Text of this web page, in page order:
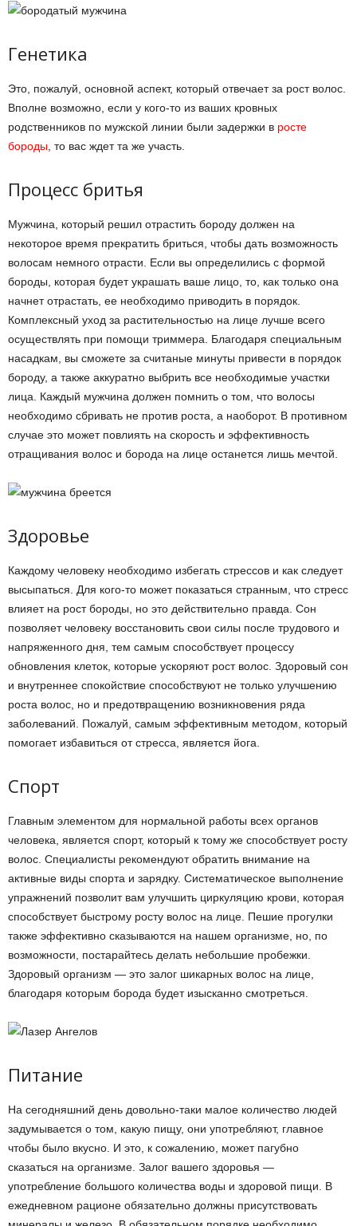
Генетика
Это, пожалуй, основной аспект, который отвечает за рост волос.
Вполне возможно, если у кого-то из ваших кровных
родственников по мужской линии были задержки в росте
бороды , то вас ждет та же участь.
Процесс бритья
Мужчина, который решил отрастить бороду должен на
некоторое время прекратить бриться, чтобы дать возможность
волосам немного отрасти. Если вы определились с формой
бороды, которая будет украшать ваше лицо, то, как только она
начнет отрастать, ее необходимо приводить в порядок.
Комплексный уход за растительностью на лице лучше всего
осуществлять при помощи триммера. Благодаря специальным
насадкам, вы сможете за считаные минуты привести в порядок
бороду, а также аккуратно выбрить все необходимые участки
лица. Каждый мужчина должен помнить о том, что волосы
необходимо сбривать не против роста, а наоборот. В противном
случае это может повлиять на скорость и эффективность
отращивания волос и борода на лице останется лишь мечтой.
Здоровье
Каждому человеку необходимо избегать стрессов и как следует
высыпаться. Для кого-то может показаться странным, что стресс
влияет на рост бороды, но это действительно правда. Сон
позволяет человеку восстановить свои силы после трудового и
напряженного дня, тем самым способствует процессу
обновления клеток, которые ускоряют рост волос. Здоровый сон
и внутреннее спокойствие способствуют не только улучшению
роста волос, но и предотвращению возникновения ряда
заболеваний. Пожалуй, самым эффективным методом, который
помогает избавиться от стресса, является йога.
Спорт
Главным элементом для нормальной работы всех органов
человека, является спорт, который к тому же способствует росту
волос. Специалисты рекомендуют обратить внимание на
активные виды спорта и зарядку. Систематическое выполнение
упражнений позволит вам улучшить циркуляцию крови, которая
способствует быстрому росту волос на лице. Пешие прогулки
также эффективно сказываются на нашем организме, но, по
возможности, постарайтесь делать небольшие пробежки.
Здоровый организм — это залог шикарных волос на лице,
благодаря которым борода будет изысканно смотреться.
Питание
На сегодняшний день довольно-таки малое количество людей
задумывается о том, какую пищу, они употребляют, главное
чтобы было вкусно. И это, к сожалению, может пагубно
сказаться на организме. Залог вашего здоровья —
употребление большого количества воды и здоровой пищи. В
ежедневном рационе обязательно должны присутствовать